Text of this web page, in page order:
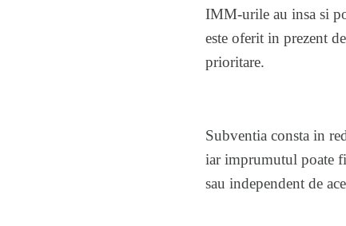
IMM-urile au insa si
este oferit in prezent
prioritare.
Subventia consta in
iar imprumutul poate
sau independent de